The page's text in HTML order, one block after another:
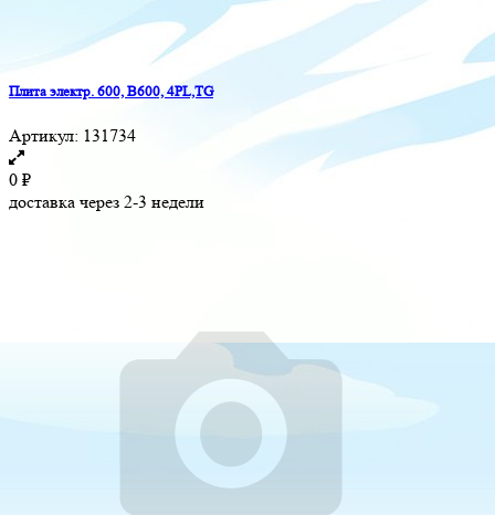
Плита электр. 600, B600, 4PL,TG
Артикул: 131734
0 ₽
доставка через 2-3 недели